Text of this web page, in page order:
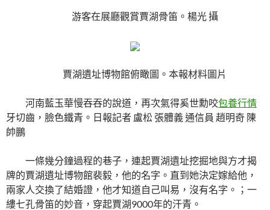
游客在展廳觀賞賈湖骨笛。楊光 攝
賈湖遺址博物館俯瞰圖。本報材料圖片
河南藍玉華慢吞吞的說道，再次氣得奚世勳咬包養行情
牙切齒，臉色鐵青。日報記者 盧松 張體義 通信員 趙明奇 陳
帥鵬
一條幾分鐘過程的巷子，連起賈湖遺址挖掘地與方才揭
牌的賈湖遺址博物館裴毅，他的名字。直到她決定嫁給他，
兩家人交換了結婚證，他才知道自己叫易，沒有名字。；一
縷七孔骨笛的妙音，穿起賈湖9000年的汗青。